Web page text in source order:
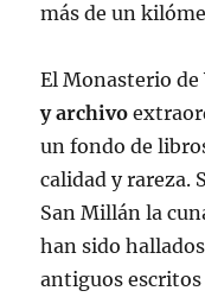
más de un
El Monasterio
y archivo
un fondo de
calidad y rareza.
San Millán la
han sido
antiguos